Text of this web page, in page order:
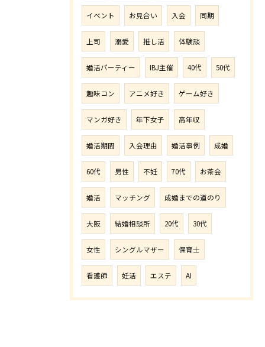
イベント お見合い 入会 同期
上司 溺愛 推し活 体験談
婚活パーティー IBJ主催 40代 50代
趣味コン アニメ好き ゲーム好き
マンガ好き 年下女子 高年収
婚活期間 入会理由 婚活事例 成婚
60代 男性 不妊 70代 お茶会
婚活 マッチング 成婚までの道のり
大阪 結婚相談所 20代 30代
女性 シングルマザー 保育士
看護師 妊活 エステ AI